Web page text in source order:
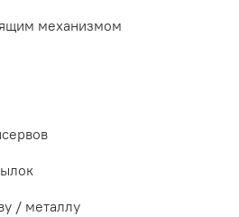
механизмом
/ металлу